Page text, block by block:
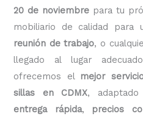
20 de noviembre para tu
mobiliario de calidad para
reunión de trabajo, o
llegado al lugar
ofrecemos el mejor
sillas en CDMX,
entrega rápida, precios